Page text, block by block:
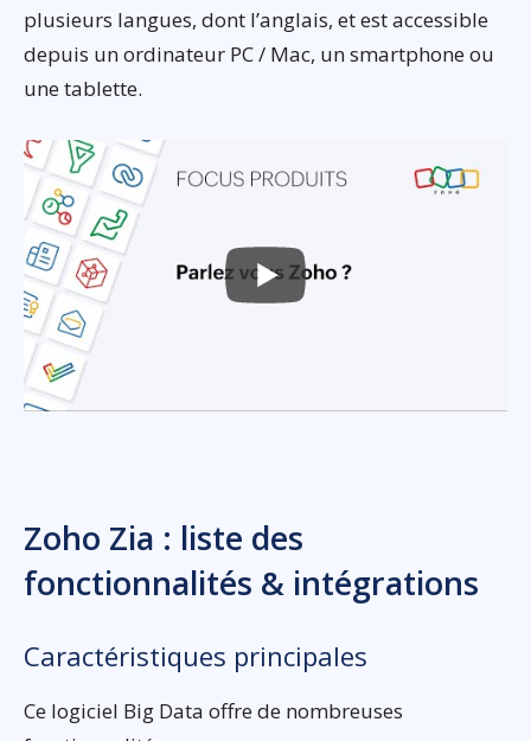
plusieurs langues, dont l’anglais, et est accessible
depuis un ordinateur PC / Mac, un smartphone ou
une tablette.
Zoho Zia : liste des
fonctionnalités & intégrations
Caractéristiques principales
Ce logiciel Big Data offre de nombreuses